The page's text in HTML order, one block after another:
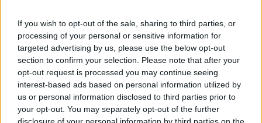
If you wish to opt-out of the sale, sharing to third parties, or
processing of your personal or sensitive information for
targeted advertising by us, please use the below opt-out
section to confirm your selection. Please note that after your
opt-out request is processed you may continue seeing
interest-based ads based on personal information utilized by
us or personal information disclosed to third parties prior to
your opt-out. You may separately opt-out of the further
22 IANUARIE 2023
O femeie a născut un bebeluș gigant de 7,3
kilograme. Ea mai are și alți 5 copii acasă,
toți născuți mai mari decât este normal.
Mămica a povestit cum a...